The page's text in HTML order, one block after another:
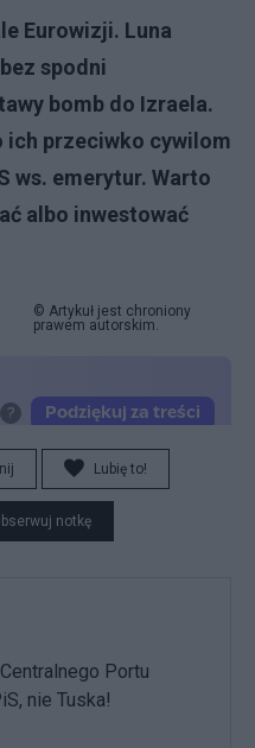
Eurowizji. Luna
spodni
bomb do Izraela.
ich przeciwko cywilom
ws. emerytur. Warto
albo inwestować
© Artykuł jest chroniony
prawem autorskim.
Lubię to!
notkę
Portu
nie Tuska!